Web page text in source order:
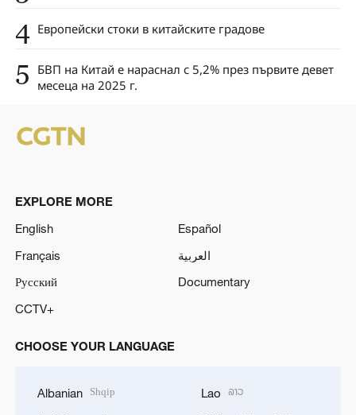
4 Европейски стоки в китайските градове
5 БВП на Китай е нараснал с 5,2% през първите девет
месеца на 2025 г.
EXPLORE MORE
English
Español
Français
العربية
Русский
Documentary
CCTV+
CHOOSE YOUR LANGUAGE
Albanian Shqip Lao ລາວ